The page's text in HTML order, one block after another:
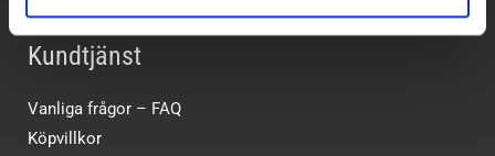
Kundtjänst
Vanliga frågor – FAQ
Köpvillkor